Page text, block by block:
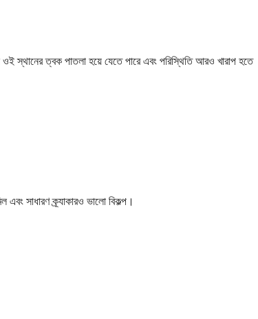
ওই স্থানের ত্বক পাতলা হয়ে যেতে পারে এবং পরিস্থিতি আরও খারাপ হতে
সাধারণ ক্র্যাকারও ভালো বিকল্প।